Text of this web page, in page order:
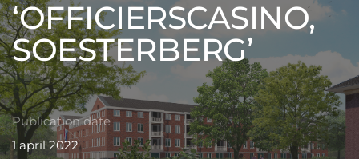
‘OFFICIERSCASINO,
SOESTERBERG’
Publication date
1 april 2022